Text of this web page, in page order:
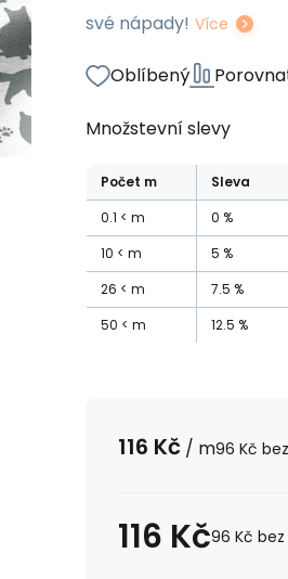
své nápady! Více
Oblíbený
Množstevní slevy
Počet m Sleva
0.1
m 0 %
10
m 5 %
26
m 7.5 %
50
m 12.5 %
116 Kč / m96 Kč
116 Kč96 Kč bez